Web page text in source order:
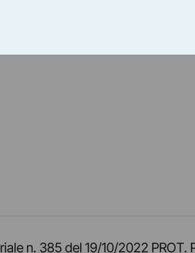
n. 385 del 19/10/2022 PROT.